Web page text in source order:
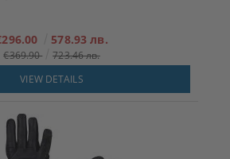
578.93 лв.
€369.90
723.46 лв.
VIEW DETAILS